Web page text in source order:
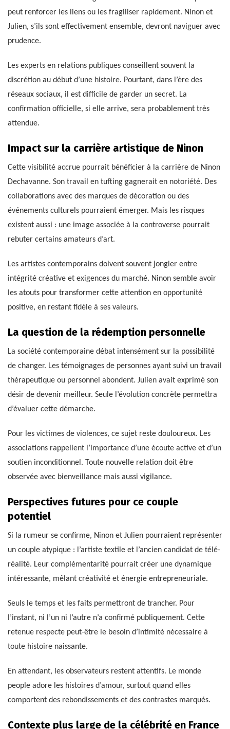
peut renforcer les liens ou les fragiliser rapidement. Ninon et
Julien, s’ils sont effectivement ensemble, devront naviguer avec
prudence.
Les experts en relations publiques conseillent souvent la
discrétion au début d’une histoire. Pourtant, dans l’ère des
réseaux sociaux, il est difficile de garder un secret. La
confirmation officielle, si elle arrive, sera probablement très
attendue.
Impact sur la carrière artistique de Ninon
Cette visibilité accrue pourrait bénéficier à la carrière de Ninon
Dechavanne. Son travail en tufting gagnerait en notoriété. Des
collaborations avec des marques de décoration ou des
événements culturels pourraient émerger. Mais les risques
existent aussi : une image associée à la controverse pourrait
rebuter certains amateurs d’art.
Les artistes contemporains doivent souvent jongler entre
intégrité créative et exigences du marché. Ninon semble avoir
les atouts pour transformer cette attention en opportunité
positive, en restant fidèle à ses valeurs.
La question de la rédemption personnelle
La société contemporaine débat intensément sur la possibilité
de changer. Les témoignages de personnes ayant suivi un travail
thérapeutique ou personnel abondent. Julien avait exprimé son
désir de devenir meilleur. Seule l’évolution concrète permettra
d’évaluer cette démarche.
Pour les victimes de violences, ce sujet reste douloureux. Les
associations rappellent l’importance d’une écoute active et d’un
soutien inconditionnel. Toute nouvelle relation doit être
observée avec bienveillance mais aussi vigilance.
Perspectives futures pour ce couple
potentiel
Si la rumeur se confirme, Ninon et Julien pourraient représenter
un couple atypique : l’artiste textile et l’ancien candidat de télé-
réalité. Leur complémentarité pourrait créer une dynamique
intéressante, mêlant créativité et énergie entrepreneuriale.
Seuls le temps et les faits permettront de trancher. Pour
l’instant, ni l’un ni l’autre n’a confirmé publiquement. Cette
retenue respecte peut-être le besoin d’intimité nécessaire à
toute histoire naissante.
En attendant, les observateurs restent attentifs. Le monde
people adore les histoires d’amour, surtout quand elles
comportent des rebondissements et des contrastes marqués.
Contexte plus large de la célébrité en France